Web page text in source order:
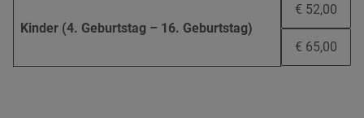
Kinder (4. Geburtstag – 16. Geburtstag)
€ 52,00
€ 65,00